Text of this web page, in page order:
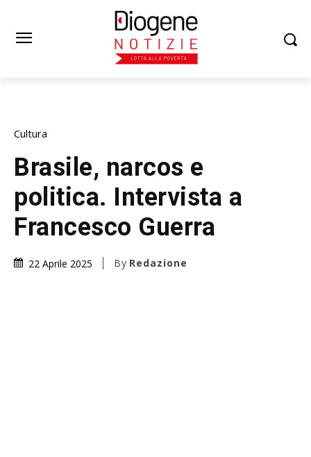
Cultura
Brasile, narcos e
politica. Intervista a
Francesco Guerra
22 Aprile 2025 By Redazione